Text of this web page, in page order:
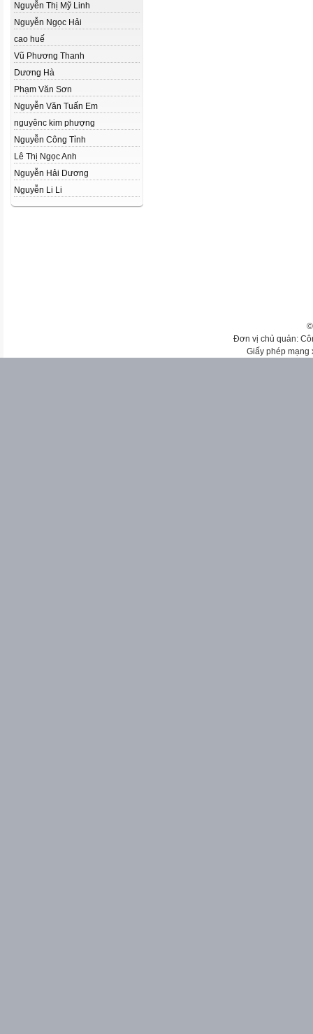
Nguyễn Thị Mỹ Linh
Nguyễn Ngọc Hải
cao huế
Vũ Phương Thanh
Dương Hà
Phạm Văn Sơn
Nguyễn Văn Tuấn Em
nguyênc kim phượng
Nguyễn Công Tỉnh
Lê Thị Ngọc Anh
Nguyễn Hải Dương
Nguyễn Li Li
Đơn vị chủ quản:
Giấy phép mạng